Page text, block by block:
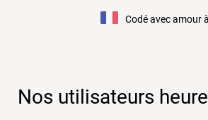
Codé avec amour
Nos utilisateurs